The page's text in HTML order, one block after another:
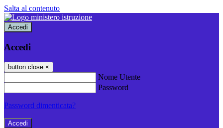
Salta al contenuto
Accedi
Accedi
button close ×
Nome Utente
Password
Password dimenticata?